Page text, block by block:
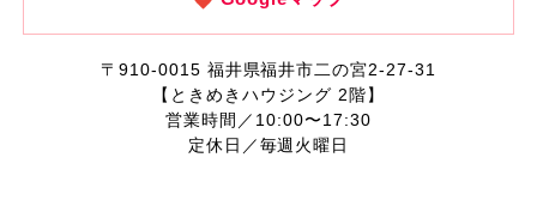
〒910-0015 福井県福井市二の宮2-27-31
【ときめきハウジング 2階】
営業時間／10:00〜17:30
定休日／毎週火曜日